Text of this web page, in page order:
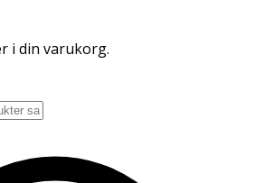
i din varukorg.